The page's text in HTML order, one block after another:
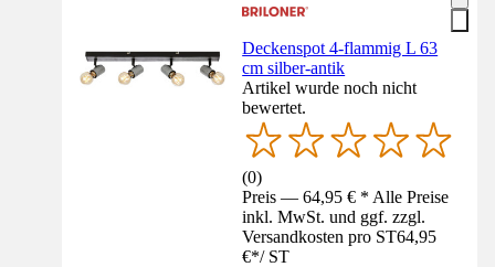
Deckenspot 4-flammig L 63
cm silber-antik
Artikel wurde noch nicht
bewertet.
(0)
Preis — 64,95 € * Alle Preise
inkl. MwSt. und ggf. zzgl.
Versandkosten pro ST64,95
€*/ ST